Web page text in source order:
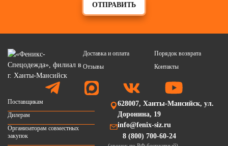
ОТПРАВИТЬ
Доставка и оплата
Порядок возврата
Отзывы
Контакты
Поставщикам
Дилерам
Организаторам совместных
закупок
628007, Ханты-Мансийск, ул.
Доронина, 19
info@fenix-siz.ru
8 (800) 700-60-24